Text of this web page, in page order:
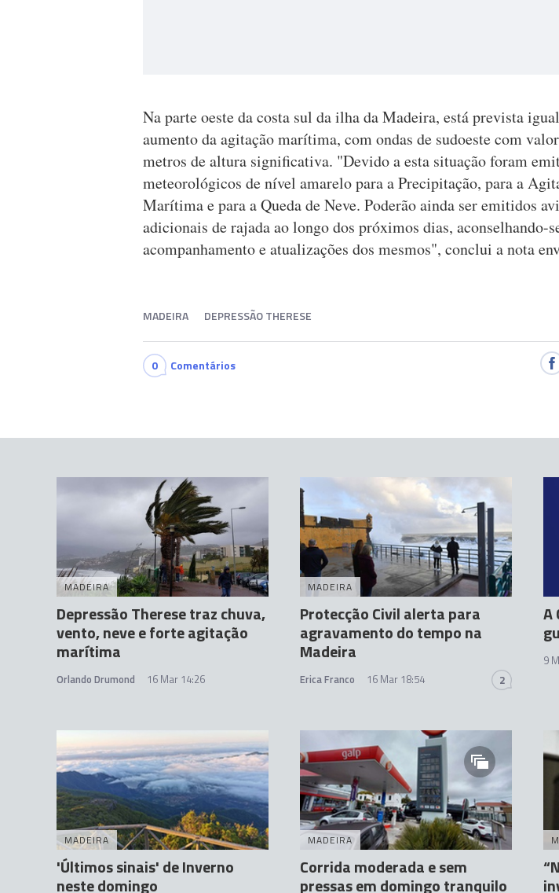
Na parte oeste da costa sul da ilha da Madeira, está prevista
aumento da agitação marítima, com ondas de sudoeste com
metros de altura significativa. "Devido a esta situação foram
meteorológicos de nível amarelo para a Precipitação, para a
Marítima e para a Queda de Neve. Poderão ainda ser emitidos
adicionais de rajada ao longo dos próximos dias, aconselhando-
acompanhamento e atualizações dos mesmos", conclui a nota
MADEIRA DEPRESSÃO THERESE
0 Comentários
MADEIRA
Depressão Therese traz chuva,
vento, neve e forte agitação
marítima
Orlando Drumond 16 Mar 14:26
MADEIRA
Protecção Civil alerta para
agravamento do tempo na
Madeira
Erica Franco 16 Mar 18:54 2
A
9
MADEIRA
'Últimos sinais' de Inverno
neste domingo
MADEIRA
Corrida moderada e sem
pressas em domingo tranquilo